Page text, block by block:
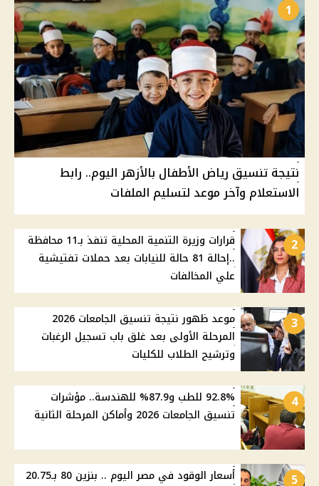
1
نتيجة تنسيق رياض الأطفال بالأزهر اليوم.. رابط
الاستعلام وآخر موعد لتسليم الملفات
2
قرارات وزيرة التنمية المحلية تنفذ بـ11 محافظة
..إحالة 81 حالة للنيابات بعد حملات تفتيشية
علي المخالفات
3
موعد ظهور نتيجة تنسيق الجامعات 2026
المرحلة الأولى بعد غلق باب تسجيل الرغبات
وترشيح الطلاب للكليات
4
92.8% للطب و87.9% للهندسة.. مؤشرات
تنسيق الجامعات 2026 وأماكن المرحلة الثانية
5
أسعار الوقود في مصر اليوم .. بنزين 80 بـ20.75